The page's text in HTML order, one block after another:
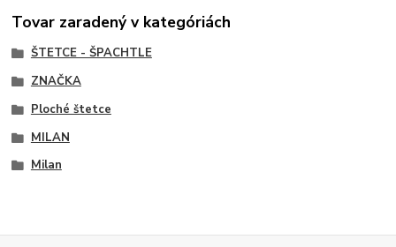
Tovar zaradený v kategóriách
ŠTETCE - ŠPACHTLE
ZNAČKA
Ploché štetce
MILAN
Milan